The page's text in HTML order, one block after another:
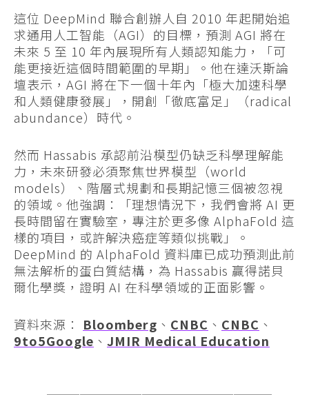
這位 DeepMind 聯合創辦人自 2010 年起開始追
求通用人工智能（AGI）的目標，預測 AGI 將在
未來 5 至 10 年內展現所有人類認知能力，「可
能更接近這個時間範圍的早期」。他在達沃斯論
壇表示，AGI 將在下一個十年內「極大加速科學
和人類健康發展」，開創「徹底富足」（radical
abundance）時代。
然而 Hassabis 承認前沿模型仍缺乏科學理解能
力，未來研發必須聚焦世界模型（world
models）、階層式規劃和長期記憶三個被忽視
的領域。他強調：「理想情況下，我們會將 AI 更
長時間留在實驗室，專注於更多像 AlphaFold 這
樣的項目，或許解決癌症等類似挑戰」。
DeepMind 的 AlphaFold 資料庫已成功預測此前
無法解析的蛋白質結構，為 Hassabis 贏得諾貝
爾化學獎，證明 AI 在科學領域的正面影響。
資料來源： Bloomberg 、 CNBC 、 CNBC 、
9to5Google 、 JMIR Medical Education